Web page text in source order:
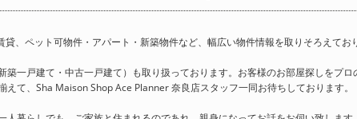
、ペット可物件・アパート・新築物件など、幅広い物件情報を取りそろえてお
一戸建て・中古一戸建て）も取り扱っております。お客様のお部屋探しをプ
て、Sha Maison Shop Ace Planner 奈良店スタッフ一同お待ちしております。